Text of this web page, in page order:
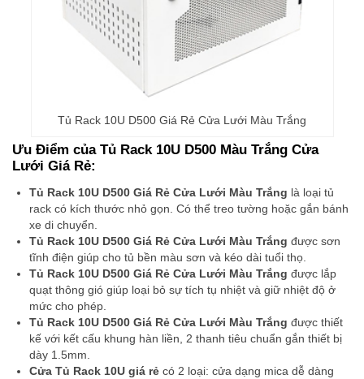
Tủ Rack 10U D500 Giá Rẻ Cửa Lưới Màu Trắng
Ưu Điểm của Tủ Rack 10U D500 Màu Trắng Cửa
Lưới Giá Rẻ:
Tủ Rack 10U D500 Giá Rẻ Cửa Lưới Màu Trắng là loại tủ
rack có kích thước nhỏ gọn. Có thể treo tường hoặc gắn bánh
xe di chuyển.
Tủ Rack 10U D500 Giá Rẻ Cửa Lưới Màu Trắng được sơn
tĩnh điện giúp cho tủ bền màu sơn và kéo dài tuổi thọ.
Tủ Rack 10U D500 Giá Rẻ Cửa Lưới Màu Trắng được lắp
quạt thông gió giúp loại bỏ sự tích tụ nhiệt và giữ nhiệt độ ở
mức cho phép.
Tủ Rack 10U D500 Giá Rẻ Cửa Lưới Màu Trắng được thiết
kế với kết cấu khung hàn liền, 2 thanh tiêu chuẩn gắn thiết bị
dày 1.5mm.
Cửa Tủ Rack 10U giá rẻcó 2 loại: cửa dạng mica dễ dàng